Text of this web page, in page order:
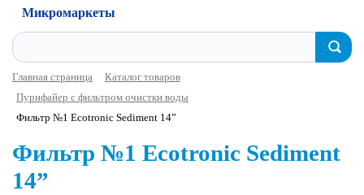
Микромаркеты
Главная страница
Каталог товаров
Пурифайер с фильтром очистки воды
Фильтр №1 Ecotronic Sediment 14”
Фильтр №1 Ecotronic Sediment
14”